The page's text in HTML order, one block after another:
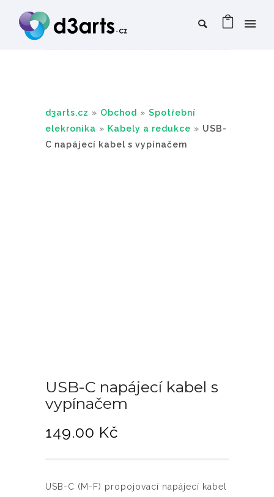
d3arts.cz » Obchod » Spotřební
elekronika » Kabely a redukce » USB-
C napájecí kabel s vypínačem
USB-C napájecí kabel s
vypínačem
149.00 Kč
USB-C (M-F) propojovací napájecí kabel